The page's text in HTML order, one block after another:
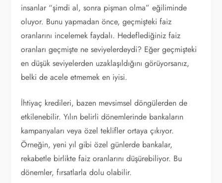
insanlar “şimdi al, sonra pişman olma” eğiliminde
oluyor. Bunu yapmadan önce, geçmişteki faiz
oranlarını incelemek faydalı. Hedeflediğiniz faiz
oranları geçmişte ne seviyelerdeydi? Eğer geçmişteki
en düşük seviyelerden uzaklaşıldığını görüyorsanız,
belki de acele etmemek en iyisi.
İhtiyaç kredileri, bazen mevsimsel döngülerden de
etkilenebilir. Yılın belirli dönemlerinde bankaların
kampanyaları veya özel teklifler ortaya çıkıyor.
Örneğin, yeni yıl gibi özel günlerde bankalar,
rekabetle birlikte faiz oranlarını düşürebiliyor. Bu
dönemler, fırsatlarla dolu olabilir.